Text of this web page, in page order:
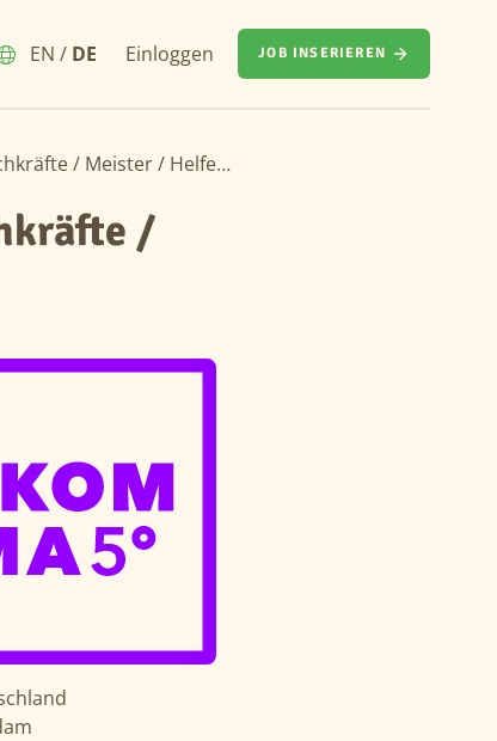
EN / DE Einloggen JOB INSERIEREN
Initiativbewerbung – Elektroniker & SHK-Fachkräfte / Meister / Helfer (m/w/d)
/